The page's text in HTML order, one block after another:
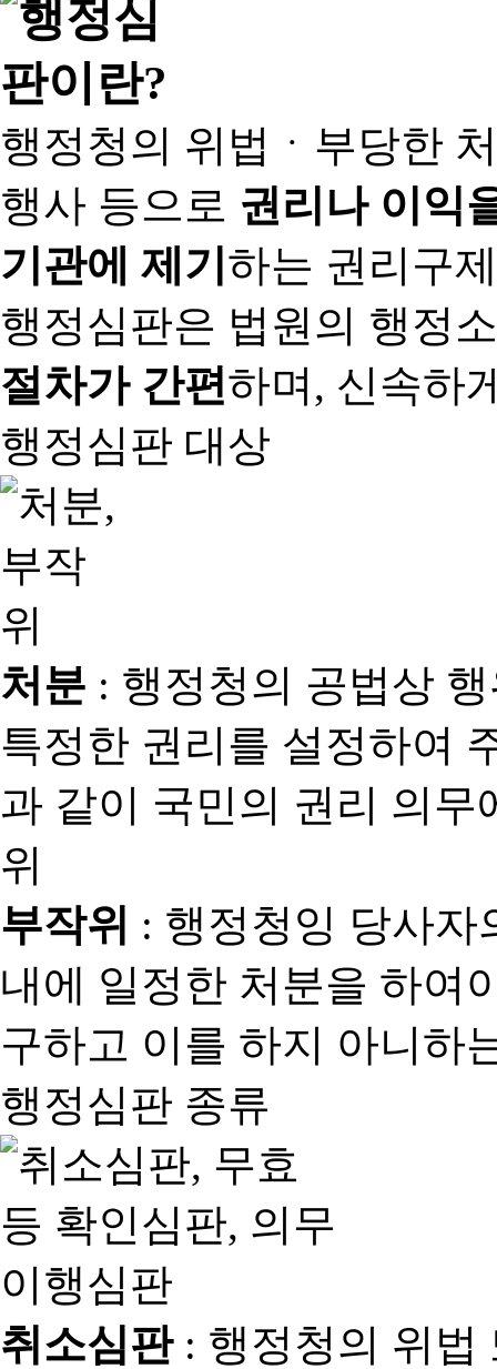
행정청의 위법ㆍ부당한
행사 등으로 권리나 이익
기관에 제기하는 권리구
행정심판은 법원의 행정
절차가 간편하며, 신속하
행정심판 대상
처분 : 행정청의 공법상
특정한 권리를 설정하여
과 같이 국민의 권리 의
위
부작위 : 행정청잉 당사자
내에 일정한 처분을 하여
구하고 이를 하지 아니하
행정심판 종류
취소심판: 행정청의 위법